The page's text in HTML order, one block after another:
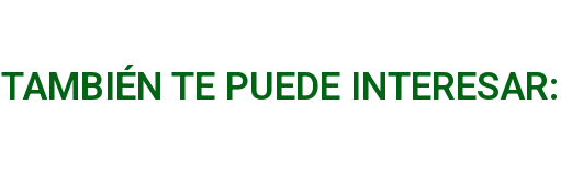
TAMBIÉN TE PUEDE INTERESAR: